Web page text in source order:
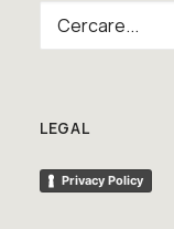
LEGAL
Privacy Policy